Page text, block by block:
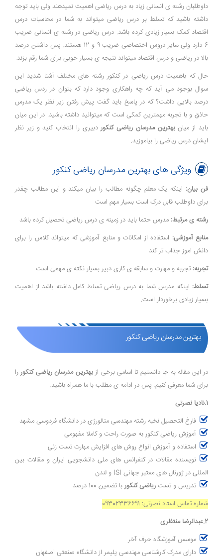
داوطلبان رشته ی انسانی زیاد به درس ریاضی اهمیت نمیدهند ولی باید توجه
داشته باشید که تسلط بر درس ریاضی میتواند به شما در محاسبات درس
اقتصاد کمک بسیار زیادی کرده باشد. درس ریاضی در رشته ی انسانی ضریب
6 دارد ولی سایر دروس اختصاصی ضریب 9 و 12 هستند. پس داشتن درصد
بالا در ریاضی و درس اقتصاد میتواند نتیجه ی بسیار خوبی برای شما رقم بزند.
حال که باهمیت درس ریاضی در کنکور رشته های مختلف آشنا شدید این
سوال بوجود می آید که چه راهکاری وجود دارد که بتوان در ردس ریاضی
درصد بالایی داشت؟ که در پاسخ باید گفت پیش رفتن زیر نظر یک مدرس
حاذق و با تجربه مهمترین کمکی است که میتوانید داشته باشید. در این میان
باید از میانبهترین مدرسان ریاضی کنکوردبیری را انتخاب کنید و زیر نظر
ایشان درس ریاضی را بیاموزید.
ویژگی های بهترین مدرسان ریاضی کنکور
فن بیان: اینکه یک معلم چگونه مطالب را بیان میکند و این مطالب چقدر
برای داوطلب قابل درک است بسیار مهم است
رشته ی مرتبط: مدرس حتما باید در زمینه ی درس ریاضی تحصیل کرده باشد
منابع آموزشی: استفاده از امکانات و منابع آموزشی که میتواند کلاس را برای
دانش اموز جذاب تر کند
تجربه: تجربه و مهارت و سابقه ی کاری دبیر بسیار نکته ی مهمی است
تسلط: اینکه مدرس شما به درس ریاضی تسلط کامل داشته باشد از اهمیت
بسیار زیادی برخوردار است.
بهترین مدرسان ریاضی کنکور
در این مقاله به جا دانستیم تا اسامی برخی ازبهترین مدرسان ریاضی کنکوررا
برای شما معرفی کنیم. پس در ادامه ی مطلب با ما همراه باشید.
1.نادیا نصرتی
فارغ التحصیل نخبه رشته مهندسی متالورژی در دانشگاه فردوسی مشهد
آموزش ریاضی کنکور به صورت راحت و کاملا مفهومی
استفاده و آموزش انواع روش های افزایش مهارت تست زنی
نویسنده مقالات در کنفرانس های ملی دانشجویی ایران و مقالات بین
المللی در ژورنال های معتبر جهانی ISI و لندن
تدریس و تست ریاضی کنکوربا تضمین 100 درصد
شماره تماس استاد نصرتی: 09302336691
2.عبدالرضا منتظری
موسس آموزشگاه حرف آخر
دارای مدرک کارشناسی مهندسی پلیمر از دانشگاه صنعتی اصفهان